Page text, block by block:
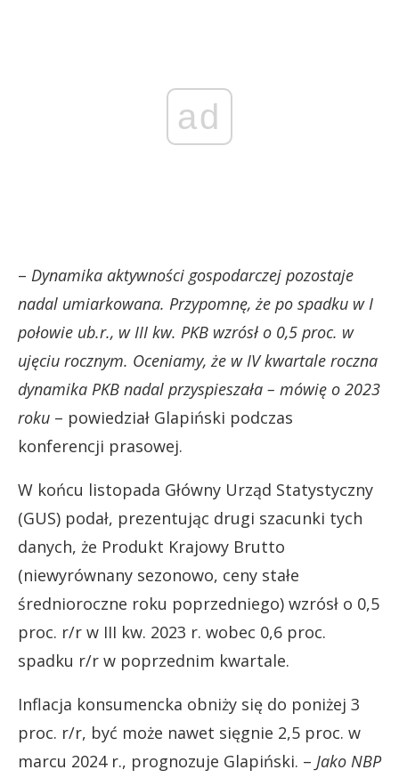
ad
– Dynamika aktywności gospodarczej pozostaje
nadal umiarkowana. Przypomnę, że po spadku w I
połowie ub.r., w III kw. PKB wzrósł o 0,5 proc. w
ujęciu rocznym. Oceniamy, że w IV kwartale roczna
dynamika PKB nadal przyspieszała – mówię o 2023
roku – powiedział Glapiński podczas
konferencji prasowej.
W końcu listopada Główny Urząd Statystyczny
(GUS) podał, prezentując drugi szacunki tych
danych, że Produkt Krajowy Brutto
(niewyrównany sezonowo, ceny stałe
średnioroczne roku poprzedniego) wzrósł o 0,5
proc. r/r w III kw. 2023 r. wobec 0,6 proc.
spadku r/r w poprzednim kwartale.
Inflacja konsumencka obniży się do poniżej 3
proc. r/r, być może nawet sięgnie 2,5 proc. w
marcu 2024 r., prognozuje Glapiński. – Jako NBP